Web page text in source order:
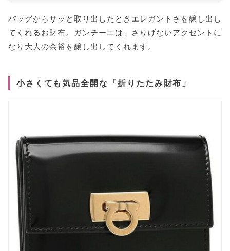
バッグからサッと取り出したときエレガントさを醸し出し
てくれるお財布。ガンチーニは、さりげないアクセントに
なり大人の余裕を醸し出してくれます。
小さくても気品全開な「折りたたみ財布」